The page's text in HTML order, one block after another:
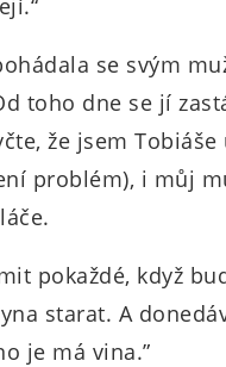
se svým
toho dne se jí
že jsem
problém), i můj
pokaždé, když
starat. A
je má vina.”